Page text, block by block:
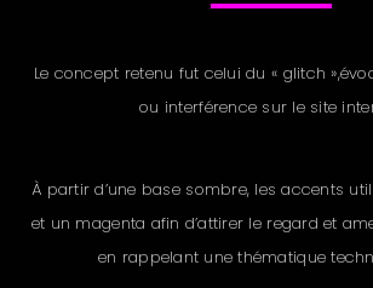
Le concept retenu fut celui du « glitch
ou interférence sur le site
À partir d’une base sombre, les accents
et un magenta afin d’attirer le regard et
en rappelant une thématique